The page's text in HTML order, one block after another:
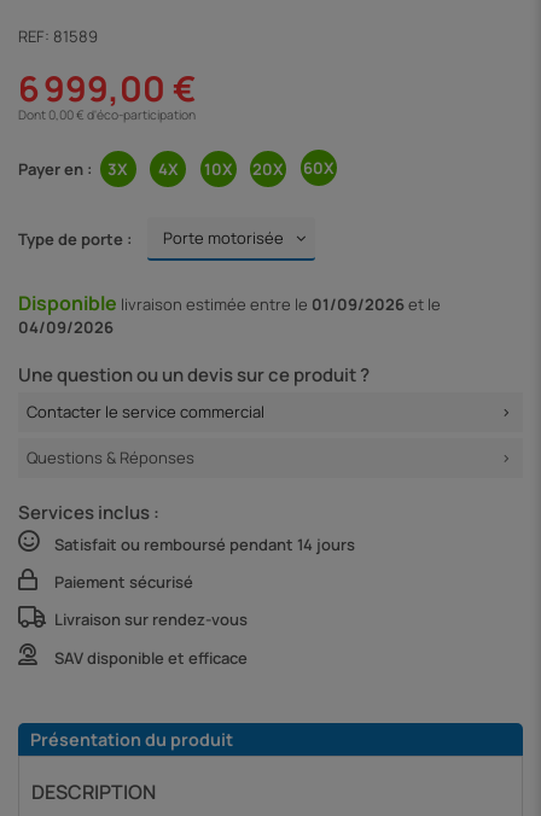
REF: 81589
6 999,00 €
Dont 0,00 € d'éco-participation
Payer en :
Type de porte :
Disponible livraison estimée entre le 01/09/2026et le
04/09/2026
Une question ou un devis sur ce produit ?
Contacter le service commercial
Questions & Réponses
Services inclus :
Satisfait ou remboursé pendant 14 jours
Paiement sécurisé
Livraison sur rendez-vous
SAV disponible et efficace
Présentation du produit
DESCRIPTION